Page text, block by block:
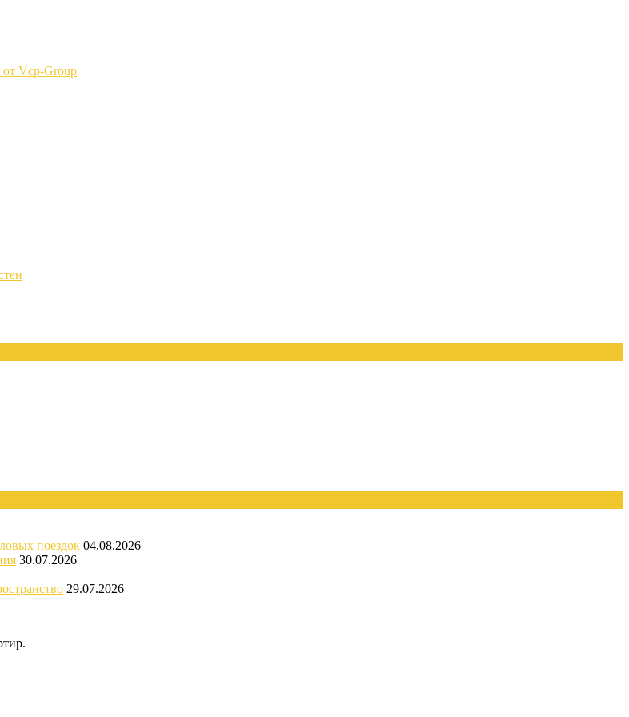
Vcp-Group
поездок 04.08.2026
30.07.2026
29.07.2026